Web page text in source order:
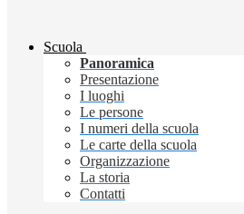
Scuola
Panoramica
Presentazione
I luoghi
Le persone
I numeri della scuola
Le carte della scuola
Organizzazione
La storia
Contatti